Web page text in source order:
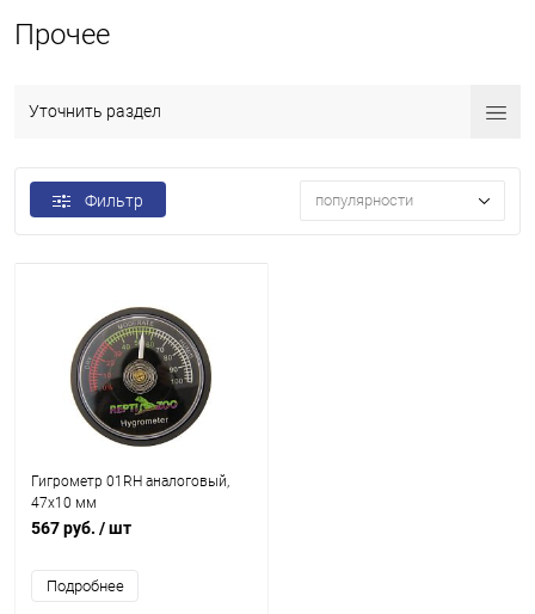
Прочее
Уточнить раздел
Фильтр популярности
Гигрометр 01RH аналоговый,
47х10 мм
567 руб. / шт
Подробнее